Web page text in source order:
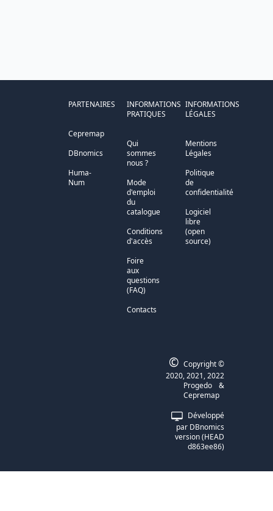
PARTENAIRES
Cepremap
DBnomics
Huma-
Num
INFORMATIONS
PRATIQUES
Qui
sommes
nous ?
Mode
d'emploi
du
catalogue
Conditions
d'accès
Foire
aux
questions
(FAQ)
Contacts
INFORMATIONS
LÉGALES
Mentions
Légales
Politique
de
confidentialité
Logiciel
libre
(open
source)
Développé
par DBnomics
version(HEAD
d863ee86)
© Copyright ©
2020, 2021, 2022
Progedo
&
Cepremap